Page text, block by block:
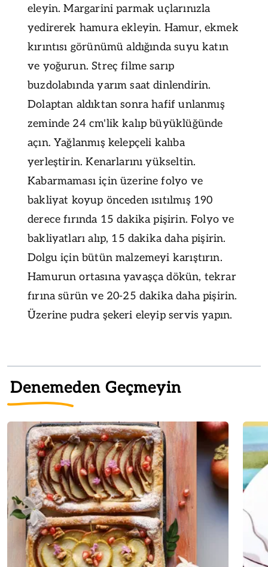
eleyin. Margarini parmak uçlarınızla
yedirerek hamura ekleyin. Hamur, ekmek
kırıntısı görünümü aldığında suyu katın
ve yoğurun. Streç filme sarıp
buzdolabında yarım saat dinlendirin.
Dolaptan aldıktan sonra hafif unlanmış
zeminde 24 cm'lik kalıp büyüklüğünde
açın. Yağlanmış kelepçeli kalıba
yerleştirin. Kenarlarını yükseltin.
Kabarmaması için üzerine folyo ve
bakliyat koyup önceden ısıtılmış 190
derece fırında 15 dakika pişirin. Folyo ve
bakliyatları alıp, 15 dakika daha pişirin.
Dolgu için bütün malzemeyi karıştırın.
Hamurun ortasına yavaşça dökün, tekrar
fırına sürün ve 20-25 dakika daha pişirin.
Üzerine pudra şekeri eleyip servis yapın.
Denemeden Geçmeyin